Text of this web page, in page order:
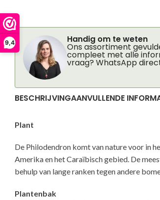
9,4 Handig om te weten
Ons assortiment
compleet met alle
vraag? WhatsApp
BESCHRIJVINGAANVULLENDE
Plant
De Philodendron komt van nature voor in
Amerika en het Caraïbisch gebied. De
behulp van lange ranken tegen andere
Plantenbak